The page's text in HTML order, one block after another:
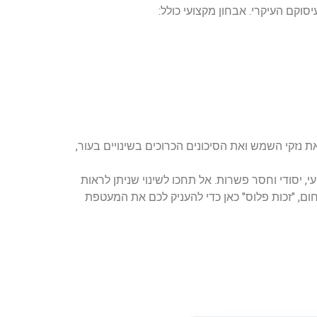
העיקרי. אבחון מקצועי כולל:
השמש ואת הסיכונים הכרוכים בשינויים בעור,
וחסר פשרות. אל תחכו לשינוי שניתן לראות
"זכות פלוס" כאן כדי להעניק לכם את המעטפת